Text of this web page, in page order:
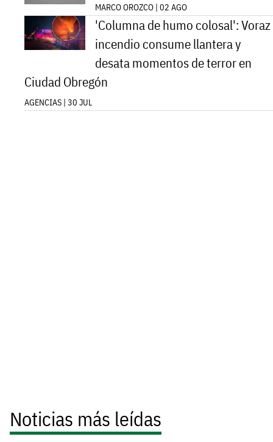
MARCO OROZCO | 02 AGO
'Columna de humo colosal': Voraz
incendio consume llantera y
desata momentos de terror en
Ciudad Obregón
AGENCIAS | 30 JUL
Noticias más leídas